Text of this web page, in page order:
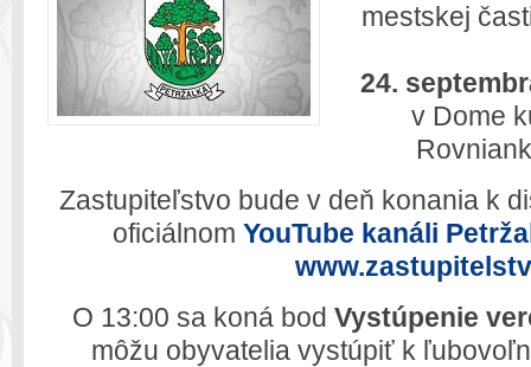
mestskej
24.
v Dome
Zastupiteľstvo bude v deň konania k
oficiálnom YouTube kanáli
O 13:00 sa koná bod Vystúpenie
môžu obyvatelia vystúpiť k